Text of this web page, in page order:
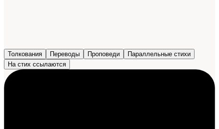
Толкования Переводы Проповеди
Параллельные стихи
На стих ссылаются